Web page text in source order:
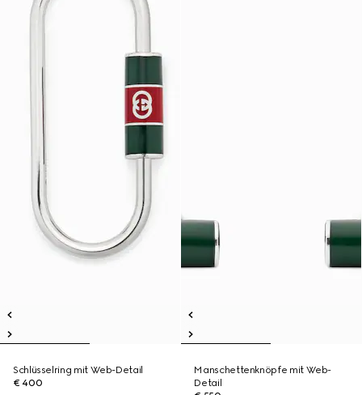
Schlüsselring mit Web-Detail
€ 400
Manschettenknöpfe mit Web-
Detail